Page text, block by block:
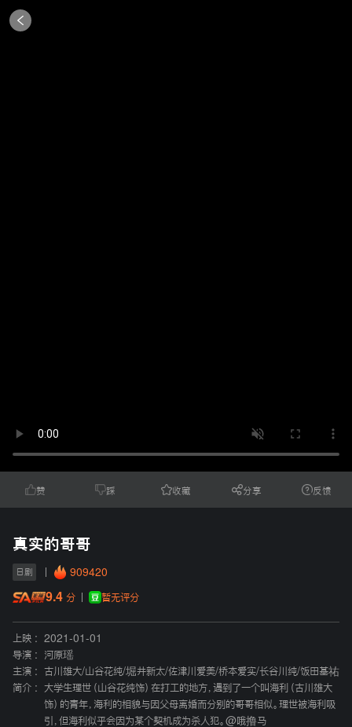
赞 踩 收藏 分享 反馈
真实的哥哥
日剧 909420
9.4 分 暂无评分
上映 :
2021-01-01
导演 :
河原瑶
主演 :
古川雄大/山谷花纯/堀井新太/佐津川爱美/桥本爱实/长谷川纯/饭田基祐
简介 :
大学生理世（山谷花纯饰）在打工的地方，遇到了一个叫海利（古川雄大
饰）的青年，海利的相貌与因父母离婚而分别的哥哥相似。理世被海利吸
引，但海利似乎会因为某个契机成为杀人犯。@哦撸马